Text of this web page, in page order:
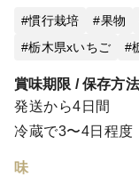
慣行栽培 果物
栃木県xいちご
賞味期限 / 保存方法
発送から4日間
冷蔵で3〜4日程度
味